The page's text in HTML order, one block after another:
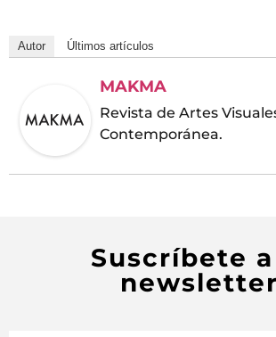
Autor Últimos artículos
MAKMA
Revista de Artes
Contemporánea.
Suscríbete
newsletter